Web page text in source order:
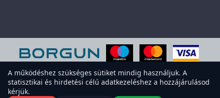
A működéshez szükséges sütiket mindig használjuk. A
statisztikai és hirdetési célú adatkezeléshez a hozzájárulásod
kérjük.A weboldal sütiket használ a felhasználói élmény javítása érdekében.